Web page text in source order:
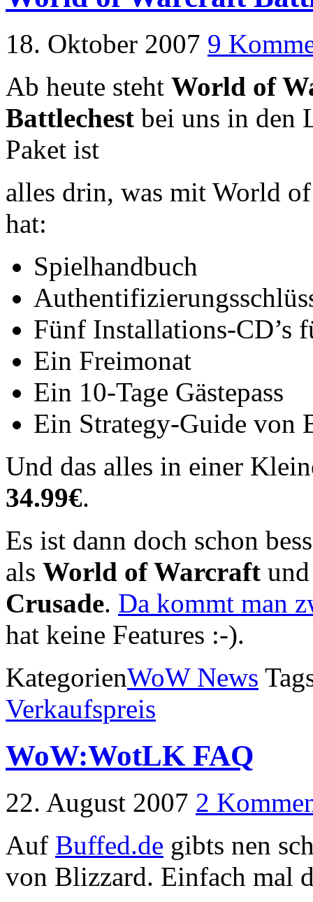
18. Oktober 2007 9
Ab heute steht World of
Battlechest bei uns in den
Paket ist
alles drin, was mit World
hat:
Spielhandbuch
Fünf Installations-CD’s
Ein Freimonat
Ein 10-Tage Gästepass
Ein Strategy-Guide von
Und das alles in einer
34.99€.
Es ist dann doch schon
als World of Warcraft
Crusade. Da kommt man
hat keine Features :-).
KategorienWoW News
Verkaufspreis
WoW:WotLK FAQ
22. August 2007 2
Auf Buffed.de gibts nen
von Blizzard. Einfach mal